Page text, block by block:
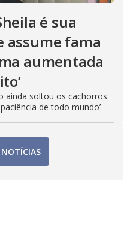
é sua
assume fama
aumentada
ainda soltou os cachorros
de todo mundo’